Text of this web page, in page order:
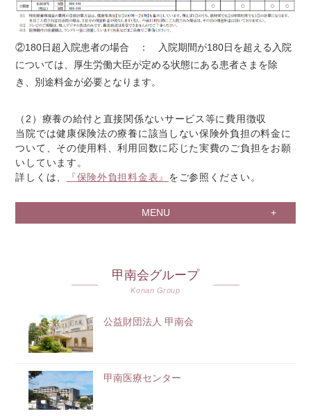
②180日超入院患者の場合 ： 入院期間が180日を超える入院
については、厚生労働大臣が定める状態にある患者さまを除
き、別途料金が必要となります。
（2）療養の給付と直接関係ないサービス等に費用徴収
当院では健康保険法の療養に該当しない保険外負担の料金に
ついて、その使用料、利用回数に応じた実費のご負担をお願
いしています。
詳しくは、
『保険外負担料金表』 をご参照ください。
MENU
甲南会グループ
Konan Group
公益財団法人 甲南会
甲南医療センター